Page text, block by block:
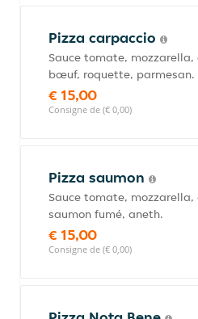
Pizza carpaccio
Sauce tomate, mozzarella,
bœuf, roquette, parmesan.
€ 15,00
Consigne de (€ 0,00)
Pizza saumon
Sauce tomate, mozzarella,
saumon fumé, aneth.
€ 15,00
Consigne de (€ 0,00)